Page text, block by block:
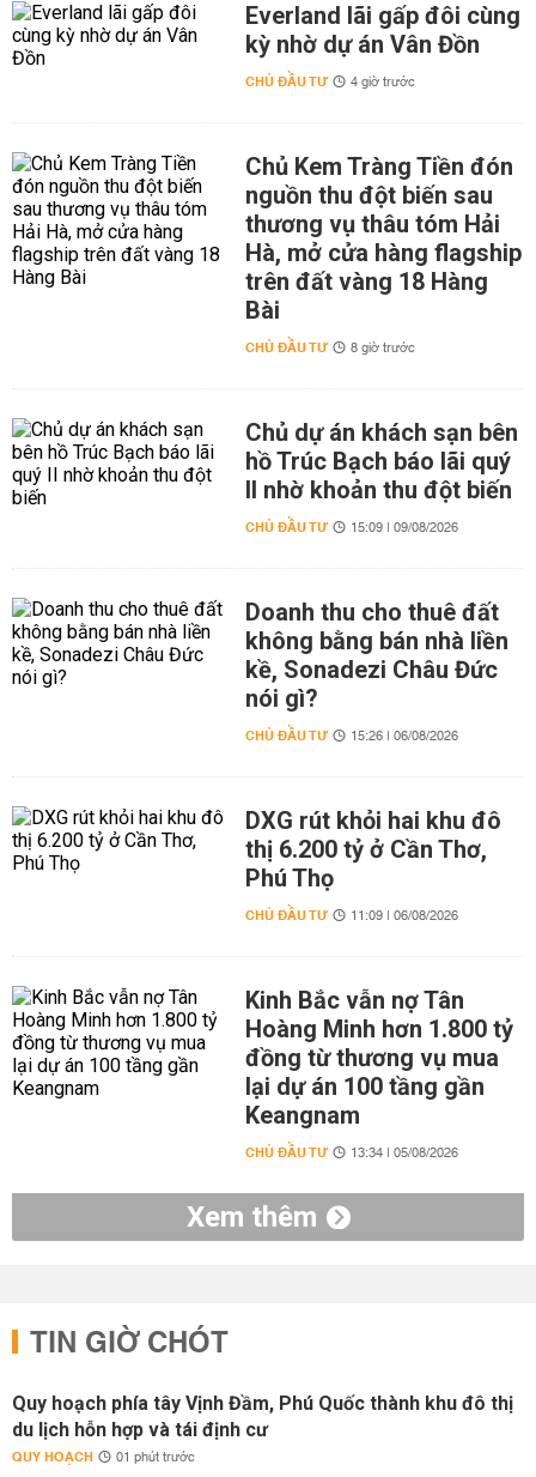
Everland lãi gấp đôi cùng
kỳ nhờ dự án Vân Đồn
CHỦ ĐẦU TƯ 4 giờ trước
Chủ Kem Tràng Tiền đón
nguồn thu đột biến sau
thương vụ thâu tóm Hải
Hà, mở cửa hàng flagship
trên đất vàng 18 Hàng
Bài
CHỦ ĐẦU TƯ 8 giờ trước
Chủ dự án khách sạn bên
hồ Trúc Bạch báo lãi quý
II nhờ khoản thu đột biến
CHỦ ĐẦU TƯ 15:09 | 09/08/2026
Doanh thu cho thuê đất
không bằng bán nhà liền
kề, Sonadezi Châu Đức
nói gì?
CHỦ ĐẦU TƯ 15:26 | 06/08/2026
DXG rút khỏi hai khu đô
thị 6.200 tỷ ở Cần Thơ,
Phú Thọ
CHỦ ĐẦU TƯ 11:09 | 06/08/2026
Kinh Bắc vẫn nợ Tân
Hoàng Minh hơn 1.800 tỷ
đồng từ thương vụ mua
lại dự án 100 tầng gần
Keangnam
CHỦ ĐẦU TƯ 13:34 | 05/08/2026
Xem thêm
TIN GIỜ CHÓT
Quy hoạch phía tây Vịnh Đầm, Phú Quốc thành khu đô thị
du lịch hỗn hợp và tái định cư
QUY HOẠCH 01 phút trước